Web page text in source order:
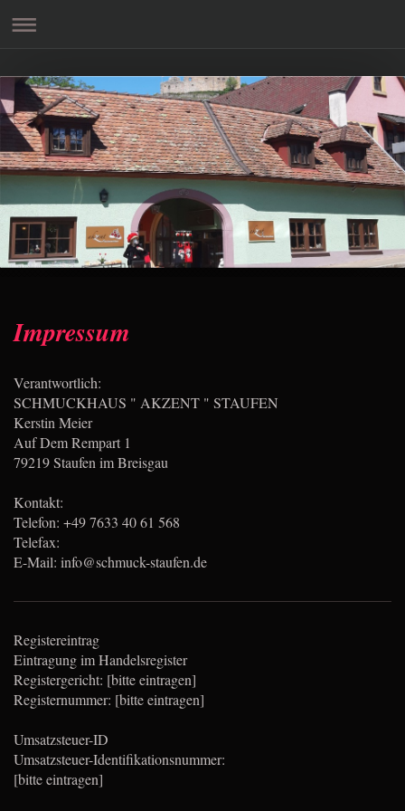
Impressum
Verantwortlich:
SCHMUCKHAUS " AKZENT " STAUFEN
Kerstin Meier
Auf Dem Rempart 1
79219 Staufen im Breisgau
Kontakt:
Telefon: +49 7633 40 61 568
Telefax:
E-Mail: info@schmuck-staufen.de
Registereintrag
Eintragung im Handelsregister
Registergericht: [bitte eintragen]
Registernummer: [bitte eintragen]
Umsatzsteuer-ID
Umsatzsteuer-Identifikationsnummer:
[bitte eintragen]